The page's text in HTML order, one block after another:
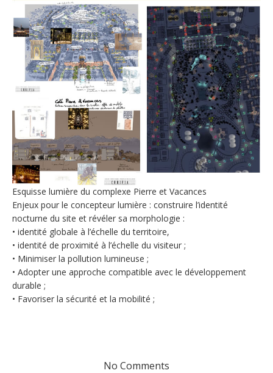
Esquisse lumière du complexe Pierre et Vacances
Enjeux pour le concepteur lumière : construire l’identité
nocturne du site et révéler sa morphologie :
• identité globale à l’échelle du territoire,
• identité de proximité à l’échelle du visiteur ;
• Minimiser la pollution lumineuse ;
• Adopter une approche compatible avec le développement
durable ;
• Favoriser la sécurité et la mobilité ;
No Comments